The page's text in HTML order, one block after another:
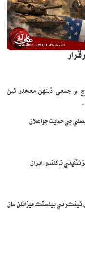
۾ جمعي ڏينهن معاهدو ٿيڻ
جي حمايت جو اعلان
ٿڏي تي نه کلندو: ايران
ٽينڪر تي بيلسٽڪ ميزائلن سان